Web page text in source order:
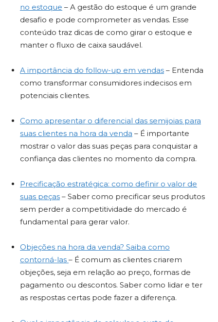
no estoque – A gestão do estoque é um grande
desafio e pode comprometer as vendas. Esse
conteúdo traz dicas de como girar o estoque e
manter o fluxo de caixa saudável.
A importância do follow-up em vendas – Entenda
como transformar consumidores indecisos em
potenciais clientes.
Como apresentar o diferencial das semijoias para
suas clientes na hora da venda – É importante
mostrar o valor das suas peças para conquistar a
confiança das clientes no momento da compra.
Precificação estratégica: como definir o valor de
suas peças – Saber como precificar seus produtos
sem perder a competitividade do mercado é
fundamental para gerar valor.
Objeções na hora da venda? Saiba como
contorná-las – É comum as clientes criarem
objeções, seja em relação ao preço, formas de
pagamento ou descontos. Saber como lidar e ter
as respostas certas pode fazer a diferença.